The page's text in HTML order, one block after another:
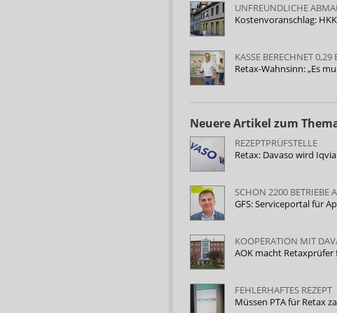
UNFREUNDLICHE
Kostenvoranschlag:
KASSE BERECHNET 0,29
Retax-Wahnsinn: „Es
Neuere Artikel zum
REZEPTPRÜFSTELLE
Retax: Davaso wird Iqvia
SCHON 2200 BETRIEBE
GFS: Serviceportal für
KOOPERATION MIT
AOK macht Retaxprüfer
FEHLERHAFTES REZEPT
Müssen PTA für Retax